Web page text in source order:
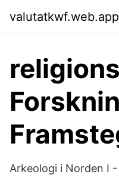
valutatkwf.web.app
Arkeologi i Norden I